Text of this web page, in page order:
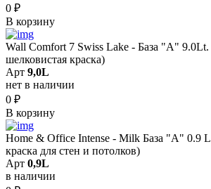
0 ₽
В корзину
Wall Comfort 7 Swiss Lake - База "A"
шелковистая краска)
Арт 9,0L
нет в наличии
0 ₽
В корзину
Home & Office Intense - Milk База "A" 0.9
краска для стен и потолков)
Арт 0,9L
в наличии